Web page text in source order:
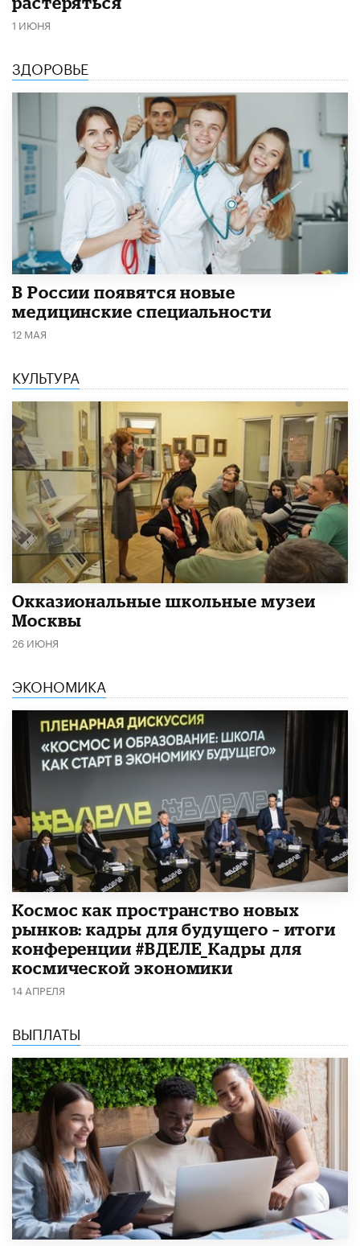
1 ИЮНЯ
ЗДОРОВЬЕ
В России появятся новые
медицинские специальности
12 МАЯ
КУЛЬТУРА
​Окказиональные школьные музеи
Москвы
26 ИЮНЯ
ЭКОНОМИКА
Космос как пространство новых
рынков: кадры для будущего – итоги
конференции #ВДЕЛЕ_Кадры для
космической экономики
14 АПРЕЛЯ
ВЫПЛАТЫ